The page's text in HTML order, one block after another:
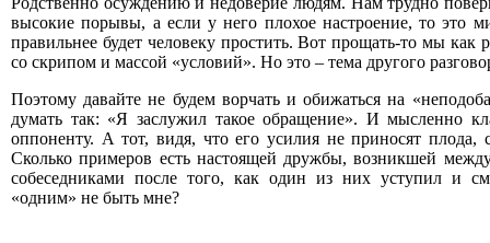
высокие порывы, а если у него плохое настроение, то это
правильнее будет человеку простить. Вот прощать-то мы как
со скрипом и массой «условий». Но это – тема другого
Поэтому давайте не будем ворчать и обижаться на
думать так: «Я заслужил такое обращение». И мысленно
оппоненту. А тот, видя, что его усилия не приносят плода,
Сколько примеров есть настоящей дружбы, возникшей
собеседниками после того, как один из них уступил и
«одним» не быть мне?